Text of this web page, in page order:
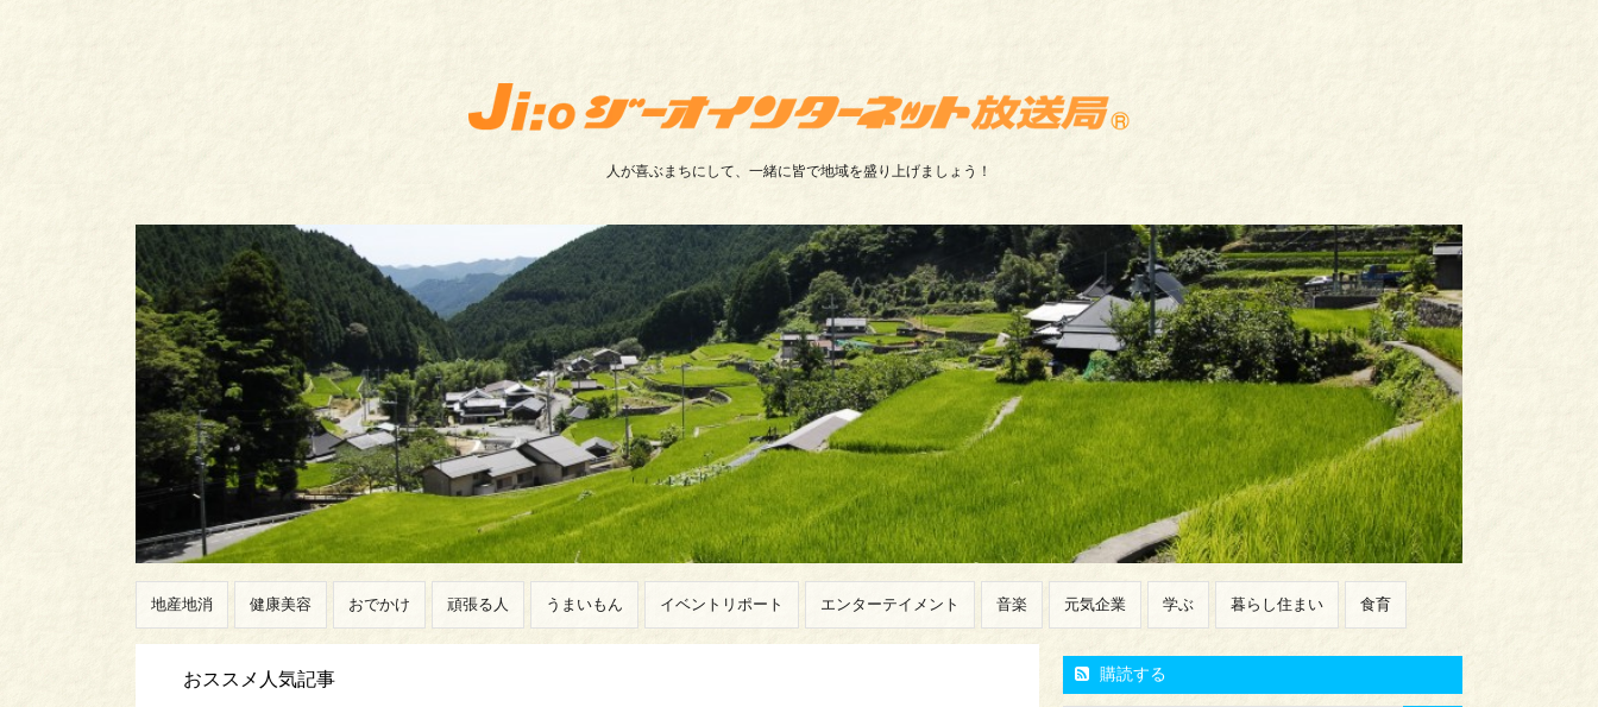
人が喜ぶまちにして、一緒に皆で地域を盛り上げましょう！
地産地消 健康美容 おでかけ 頑張る人 うまいもん イベントリポート エンターテイメント 音楽 元気企業 学ぶ 暮らし住まい 食育
おススメ人気記事 購読する